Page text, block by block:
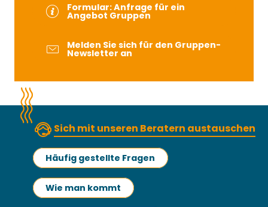
Formular: Anfrage für ein
Angebot Gruppen
Melden Sie sich für den Gruppen-
Newsletter an
Sich mit unseren Beratern austauschen
Häufig gestellte Fragen
Wie man kommt